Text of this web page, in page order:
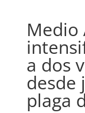
Medio
a dos
desde
plaga